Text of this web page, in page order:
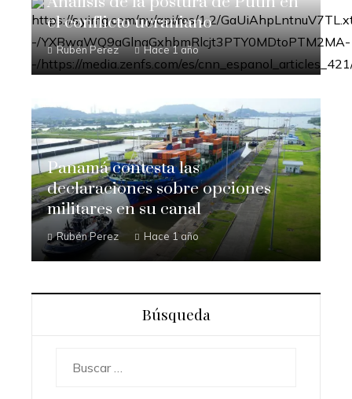
el conflicto ucraniano
Rubén Perez Hace 1 año
Panamá contesta las
declaraciones sobre opciones
militares en su canal
Rubén Perez Hace 1 año
Búsqueda